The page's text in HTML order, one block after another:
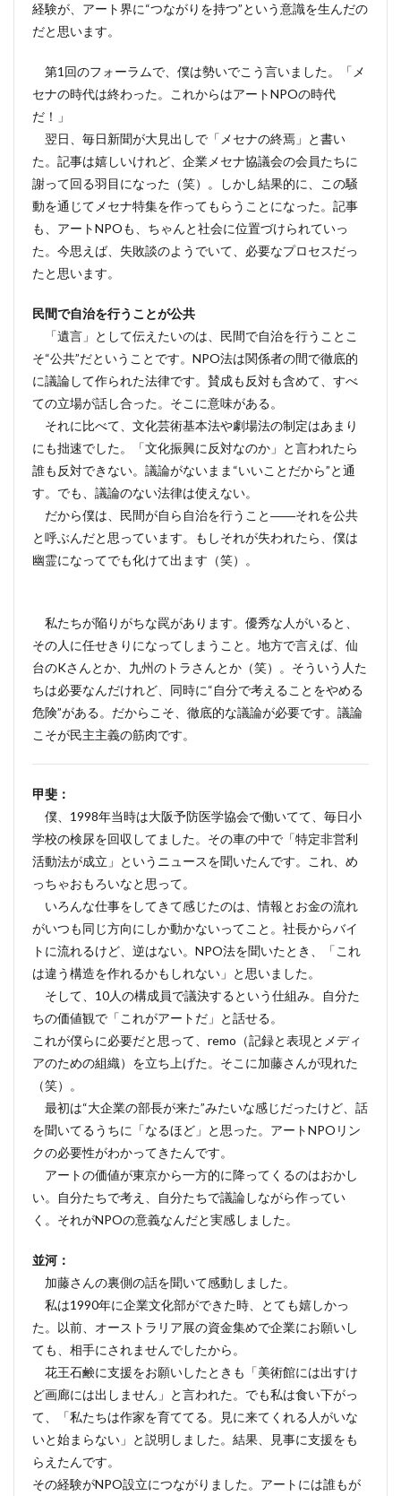
経験が、アート界に“つながりを持つ”という意識を生んだの
だと思います。
第1回のフォーラムで、僕は勢いでこう言いました。「メ
セナの時代は終わった。これからはアートNPOの時代
だ！」
翌日、毎日新聞が大見出しで「メセナの終焉」と書い
た。記事は嬉しいけれど、企業メセナ協議会の会員たちに
謝って回る羽目になった（笑）。しかし結果的に、この騒
動を通じてメセナ特集を作ってもらうことになった。記事
も、アートNPOも、ちゃんと社会に位置づけられていっ
た。今思えば、失敗談のようでいて、必要なプロセスだっ
たと思います。
民間で自治を行うことが公共
「遺言」として伝えたいのは、民間で自治を行うことこ
そ“公共”だということです。NPO法は関係者の間で徹底的
に議論して作られた法律です。賛成も反対も含めて、すべ
ての立場が話し合った。そこに意味がある。
それに比べて、文化芸術基本法や劇場法の制定はあまり
にも拙速でした。「文化振興に反対なのか」と言われたら
誰も反対できない。議論がないまま“いいことだから”と通
す。でも、議論のない法律は使えない。
だから僕は、民間が自ら自治を行うこと――それを公共
と呼ぶんだと思っています。もしそれが失われたら、僕は
幽霊になってでも化けて出ます（笑）。
私たちが陥りがちな罠があります。優秀な人がいると、
その人に任せきりになってしまうこと。地方で言えば、仙
台のKさんとか、九州のトラさんとか（笑）。そういう人た
ちは必要なんだけれど、同時に“自分で考えることをやめる
危険”がある。だからこそ、徹底的な議論が必要です。議論
こそが民主主義の筋肉です。
甲斐：
僕、1998年当時は大阪予防医学協会で働いてて、毎日小
学校の検尿を回収してました。その車の中で「特定非営利
活動法が成立」というニュースを聞いたんです。これ、め
っちゃおもろいなと思って。
いろんな仕事をしてきて感じたのは、情報とお金の流れ
がいつも同じ方向にしか動かないってこと。社長からバイ
トに流れるけど、逆はない。NPO法を聞いたとき、「これ
は違う構造を作れるかもしれない」と思いました。
そして、10人の構成員で議決するという仕組み。自分た
ちの価値観で「これがアートだ」と話せる。
これが僕らに必要だと思って、remo（記録と表現とメディ
アのための組織）を立ち上げた。そこに加藤さんが現れた
（笑）。
最初は“大企業の部長が来た”みたいな感じだったけど、話
を聞いてるうちに「なるほど」と思った。アートNPOリン
クの必要性がわかってきたんです。
アートの価値が東京から一方的に降ってくるのはおかし
い。自分たちで考え、自分たちで議論しながら作ってい
く。それがNPOの意義なんだと実感しました。
並河：
加藤さんの裏側の話を聞いて感動しました。
私は1990年に企業文化部ができた時、とても嬉しかっ
た。以前、オーストラリア展の資金集めで企業にお願いし
ても、相手にされませんでしたから。
花王石鹸に支援をお願いしたときも「美術館には出すけ
ど画廊には出しません」と言われた。でも私は食い下がっ
て、「私たちは作家を育ててる。見に来てくれる人がいな
いと始まらない」と説明しました。結果、見事に支援をも
らえたんです。
その経験がNPO設立につながりました。アートには誰もが